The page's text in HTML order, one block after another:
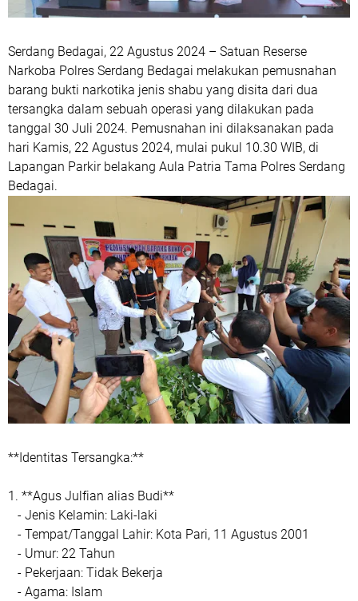
Serdang Bedagai, 22 Agustus 2024 – Satuan Reserse
Narkoba Polres Serdang Bedagai melakukan pemusnahan
barang bukti narkotika jenis shabu yang disita dari dua
tersangka dalam sebuah operasi yang dilakukan pada
tanggal 30 Juli 2024. Pemusnahan ini dilaksanakan pada
hari Kamis, 22 Agustus 2024, mulai pukul 10.30 WIB, di
Lapangan Parkir belakang Aula Patria Tama Polres Serdang
Bedagai.
**Identitas Tersangka:**
1. **Agus Julfian alias Budi**
- Jenis Kelamin: Laki-laki
- Tempat/Tanggal Lahir: Kota Pari, 11 Agustus 2001
- Umur: 22 Tahun
- Pekerjaan: Tidak Bekerja
- Agama: Islam